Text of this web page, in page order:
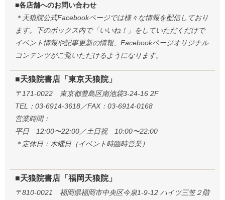
■各店舗へのお問い合わせ
＊天狼院公式Facebookページでは様々な情報を配信しており
ます。下のボックス内で「いいね！」をしていただくだけで
イベント情報や記事更新の情報、Facebookページオリジナル
コンテンツがご覧いただけるようになります。
■天狼院書店「東京天狼院」
〒171-0022 東京都豊島区南池袋3-24-16 2F
TEL：03-6914-3618／FAX：03-6914-0168
営業時間：
平日 12:00〜22:00／土日祝 10:00〜22:00
＊定休日：木曜日（イベント時臨時営業）
■天狼院書店「福岡天狼院」
〒810-0021 福岡県福岡市中央区今泉1-9-12 ハイツ三笠２階